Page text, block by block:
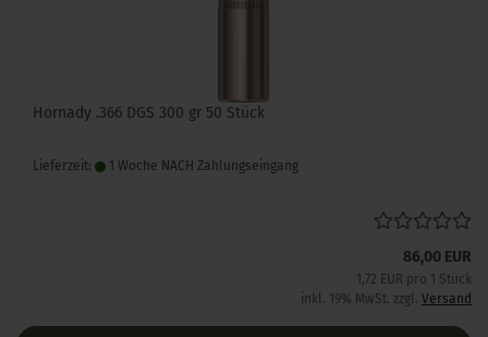
Hornady .366 DGS 300 gr 50 Stück
Lieferzeit: 1 Woche NACH Zahlungseingang
86,00 EUR
1,72 EUR pro 1 Stück
inkl. 19% MwSt. zzgl. Versand